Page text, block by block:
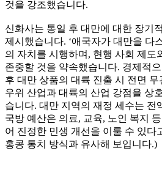
것을 강조했습니다.
신화사는 통일 후 대만에 대한 장기
제시했습니다. ‘애국자가 대만을 다
의 자치를 시행하며, 현행 사회 제도
존중할 것을 약속했습니다. 경제적
후 대만 상품의 대륙 진출 시 전면
우위 산업과 대륙의 산업 강점을 상
습니다. 대만 지역의 재정 세수는 전
국방 예산은 의료, 교육, 노인 복지
어 진정한 민생 개선을 이룰 수 있다
홍콩 통치 방식과 유사해 보입니다.)